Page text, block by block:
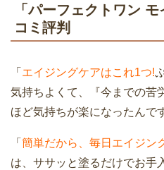
「パーフェクトワン
コミ評判
「 エイジングケアはこれ1つ!
気持ちよくて、『今までの苦
ほど気持ちが楽になったんで
「 簡単だから、毎日エイジン
は、ササッと塗るだけでお手